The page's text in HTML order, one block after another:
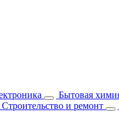
Бытовая
Строительство и ремонт